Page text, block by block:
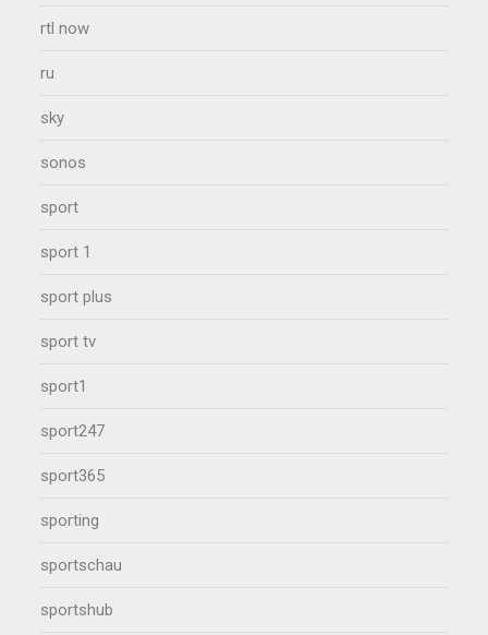
rtl now
ru
sky
sonos
sport
sport 1
sport plus
sport tv
sport1
sport247
sport365
sporting
sportschau
sportshub